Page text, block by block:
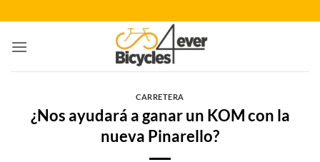
al
contenido
CARRETERA
¿Nos ayudará a ganar un KOM con la
nueva Pinarello?